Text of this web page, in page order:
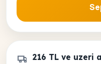
216 TL ve uzeri